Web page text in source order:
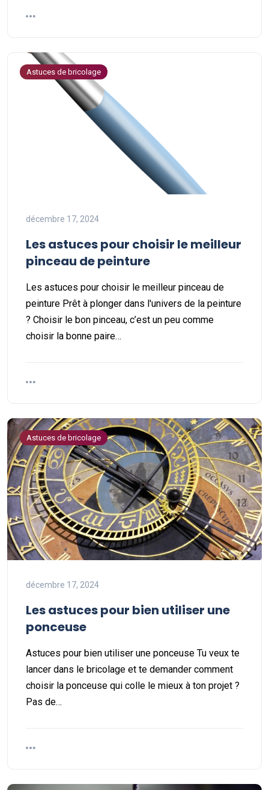
Astuces de bricolage
décembre 17, 2024
Les astuces pour choisir le meilleur
pinceau de peinture
Les astuces pour choisir le meilleur pinceau de
peinture Prêt à plonger dans l'univers de la peinture
? Choisir le bon pinceau, c’est un peu comme
choisir la bonne paire…
Astuces de bricolage
décembre 17, 2024
Les astuces pour bien utiliser une
ponceuse
Astuces pour bien utiliser une ponceuse Tu veux te
lancer dans le bricolage et te demander comment
choisir la ponceuse qui colle le mieux à ton projet ?
Pas de…